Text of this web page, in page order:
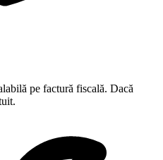
pe factură fiscală. Dacă